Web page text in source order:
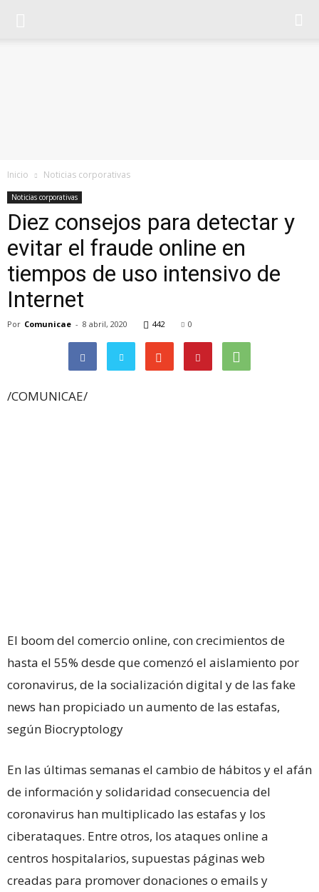
Inicio Noticias corporativas
Noticias corporativas
Diez consejos para detectar y
evitar el fraude online en
tiempos de uso intensivo de
Internet
Por Comunicae - 8 abril, 2020 442 0
/COMUNICAE/
El boom del comercio online, con crecimientos de
hasta el 55% desde que comenzó el aislamiento por
coronavirus, de la socialización digital y de las fake
news han propiciado un aumento de las estafas,
según Biocryptology
En las últimas semanas el cambio de hábitos y el afán
de información y solidaridad consecuencia del
coronavirus han multiplicado las estafas y los
ciberataques. Entre otros, los ataques online a
centros hospitalarios, supuestas páginas web
creadas para promover donaciones o emails y